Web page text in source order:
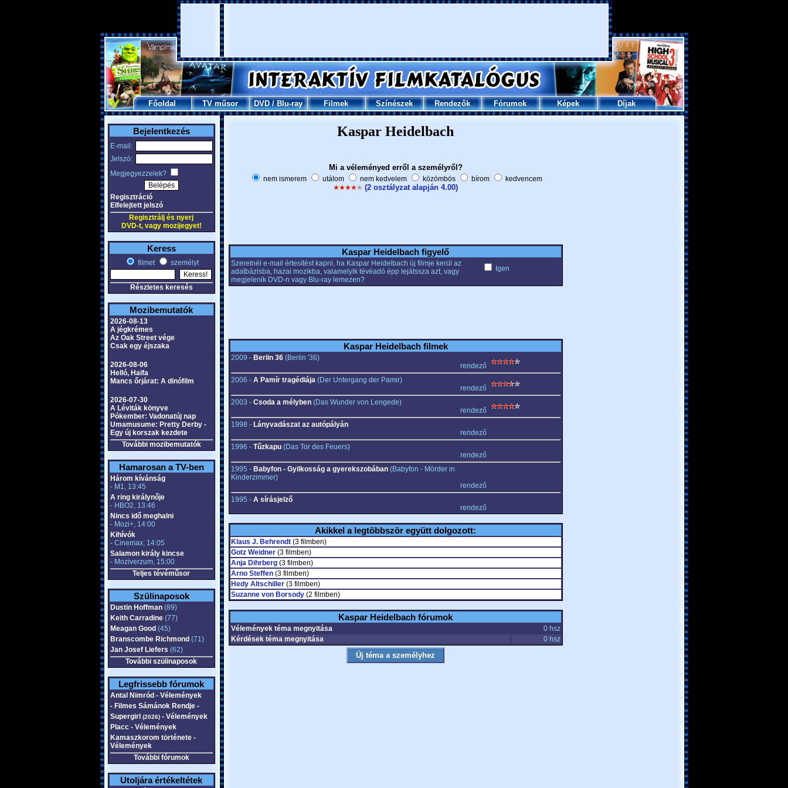
Főoldal TV műsor DVD/Blu-ray Filmek Színészek Rendezők Fórumok Képek Díjak
Bejelentkezés
E-mail:
Jelszó:
Megjegyezzelek?
Regisztráció
Elfelejtett jelszó
Regisztrálj és nyerj
DVD-t, vagy mozijegyet!
Keress
filmet személyt
Részletes keresés
Mozibemutatók
2026-08-13
A jégkrémes
Az Oak Street vége
Csak egy éjszaka
2026-08-06
Helló, Haifa
Mancs őrjárat: A dinófilm
2026-07-30
A Léviták könyve
Pókember: Vadonatúj nap
Umamusume: Pretty Derby -
Egy új korszak kezdete
További mozibemutatók
Hamarosan a TV-ben
Három kívánság
- M1, 13:45
A ring királynője
- HBO2, 13:46
Nincs idő meghalni
- Mozi+, 14:00
Kihívók
- Cinemax, 14:05
Salamon király kincse
- Moziverzum, 15:00
Teljes tévéműsor
Szülinaposok
Dustin Hoffman(89)
Keith Carradine(77)
Meagan Good (45)
Branscombe Richmond (71)
Jan Josef Liefers (62)
További szülinaposok
Legfrissebb fórumok
Antal Nimród - Vélemények
- Filmes Sámánok Rendje -
Supergirl (2026)- Vélemények
Placc - Vélemények
Kamaszkorom története -
Vélemények
További fórumok
Utoljára értékeltétek
Kaspar Heidelbach
Mi a véleményed erről a személyről?
nem ismerem utálom nem kedvelem közömbös bírom kedvencem
(2 osztályzat alapján 4.00)
Kaspar Heidelbach figyelő
Szeretnél e-mail értesítést kapni, ha Kaspar Heidelbach új filmje kerül az
adatbázisba, hazai mozikba, valamelyik tévéadó épp lejátssza azt, vagy
megjelenik DVD-n vagy Blu-ray lemezen?
Igen
Kaspar Heidelbach filmek
2009 - Berlin 36(Berlin '36)
rendező
2006 - A Pamír tragédiája(Der Untergang der Pamir)
rendező
2003 - Csoda a mélyben(Das Wunder von Lengede)
rendező
1998 - Lányvadászat az autópályán
rendező
1996 - Tűzkapu(Das Tor des Feuers)
rendező
1995 - Babyfon - Gyilkosság a gyerekszobában(Babyfon - Mörder in
Kinderzimmer)
rendező
1995 - A sírásjelző
rendező
Akikkel a legtöbbször együtt dolgozott:
Klaus J. Behrendt(3 filmben)
Gotz Weidner(3 filmben)
Anja Dihrberg(3 filmben)
Arno Steffen(3 filmben)
Hedy Altschiller(3 filmben)
Suzanne von Borsody(2 filmben)
Kaspar Heidelbach fórumok
Vélemények téma megnyitása
0 hsz
Kérdések téma megnyitása
0 hsz